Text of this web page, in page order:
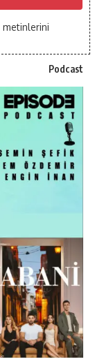
metinlerini
Podcast